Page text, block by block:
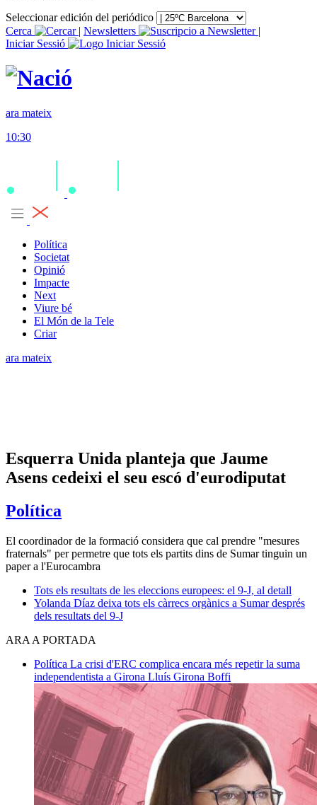
Seleccionar edición del periódico
Cerca
| Newsletters
|
Iniciar Sessió
ara mateix
10:30
Política
Societat
Opinió
Impacte
Next
Viure bé
El Món de la Tele
Criar
ara mateix
Esquerra Unida planteja que Jaume
Asens cedeixi el seu escó d'eurodiputat
Política
El coordinador de la formació considera que cal prendre "mesures
fraternals" per permetre que tots els partits dins de Sumar tinguin un
paper a l'Eurocambra
Tots els resultats de les eleccions europees: el 9-J, al detall
Yolanda Díaz deixa tots els càrrecs orgànics a Sumar després
dels resultats del 9-J
ARA A PORTADA
Política La crisi d'ERC complica encara més repetir la suma
independentista a Girona Lluís Girona Boffi